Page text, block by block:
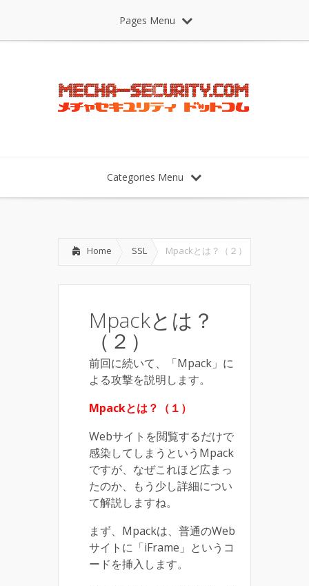
Pages Menu
Categories Menu
Home SSL Mpackとは？（２）
Mpackとは？
（２）
前回に続いて、「Mpack」に
よる攻撃を説明します。
Mpackとは？（１）
Webサイトを閲覧するだけで
感染してしまうというMpack
ですが、なぜこれほど広まっ
たのか、もう少し詳細につい
て解説しますね。
まず、Mpackは、普通のWeb
サイトに「iFrame」というコ
ードを挿入します。